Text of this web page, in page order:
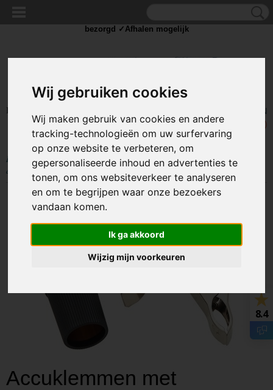
Wij gebruiken cookies
Wij maken gebruik van cookies en andere
tracking-technologieën om uw surfervaring
op onze website te verbeteren, om
gepersonaliseerde inhoud en advertenties te
tonen, om ons websiteverkeer te analyseren
en om te begrijpen waar onze bezoekers
vandaan komen.
Ik ga akkoord
Wijzig mijn voorkeuren
Inloggen
UW WINKELWAGEN
Geen producten
(0)
Home >STROOM>Accu en toebehoren>Accuklemmen met Sigaretten-
aansteker Plug - 12 en 24 Volt
Accuklemmen met
bezorgd ✓Afhalen mogelijk
8.4